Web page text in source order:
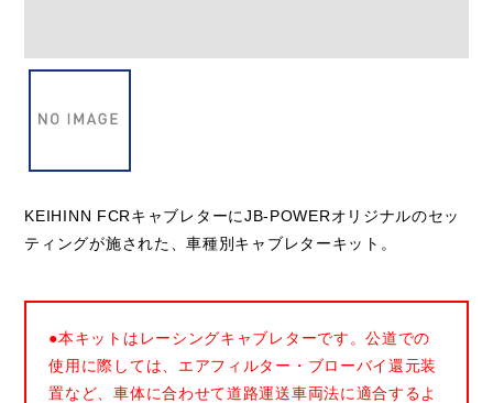
KEIHINN FCRキャブレターにJB-POWERオリジナルのセッ
ティングが施された、車種別キャブレターキット。
●本キットはレーシングキャブレターです。公道での
使用に際しては、エアフィルター・ブローバイ還元装
置など、車体に合わせて道路運送車両法に適合するよ